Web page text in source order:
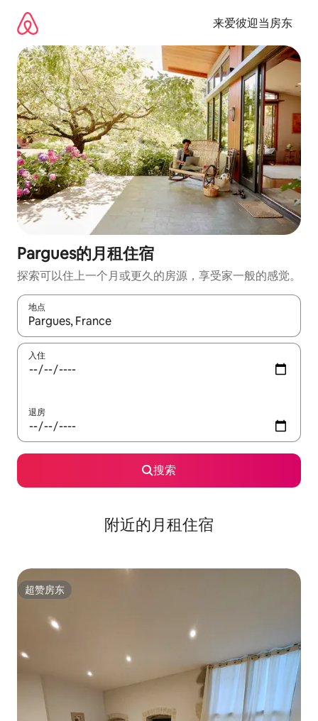
来爱彼迎当房东
Pargues的月租住宿
探索可以住上一个月或更久的房源，享受家一般的感觉。
地点
如有搜索结果，请使用上下方向键查看，或通过点击或滑动手势
入住
退房
搜索
附近的月租住宿
超赞房东
超赞房东